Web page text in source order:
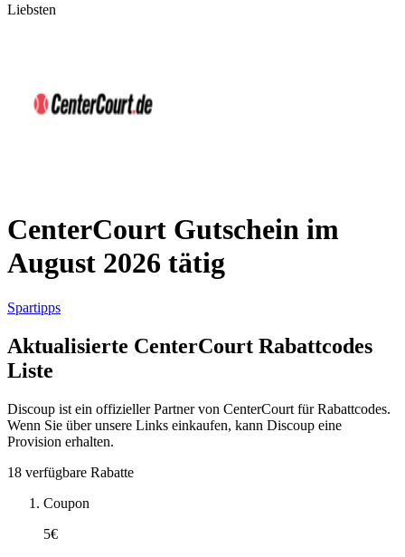
Pandora
Douglas
DocMorris
Kleidung und
Schuhe
Sport und
Liebsten
CenterCourt Gutschein im
August 2026 tätig
Spartipps
Aktualisierte CenterCourt Rabattcodes
Liste
Discoup ist ein offizieller Partner von CenterCourt für Rabattcodes.
Wenn Sie über unsere Links einkaufen, kann Discoup eine
Provision erhalten.
18 verfügbare Rabatte
Coupon
5€